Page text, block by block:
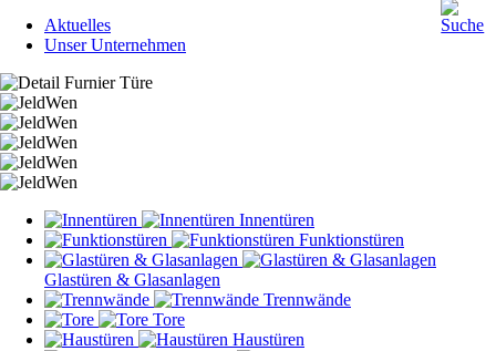
überspringen
Aktuelles
Unser Unternehmen
überspringen
Innentüren
Funktionstüren
Glastüren & Glasanlagen
Trennwände
Tore
Haustüren